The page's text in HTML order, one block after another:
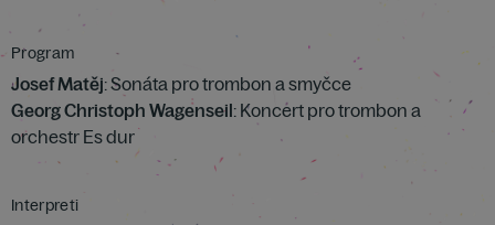
Program
Josef Matěj: Sonáta pro trombon a smyčce
Georg Christoph Wagenseil: Koncert pro trombon a
orchestr Es dur
Interpreti